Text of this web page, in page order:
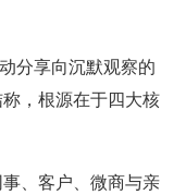
分享向沉默观察的
，根源在于四大核
、客户、微商与亲